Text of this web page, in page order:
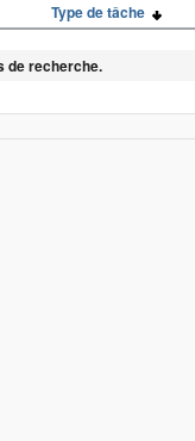
Type de tâche
de recherche.